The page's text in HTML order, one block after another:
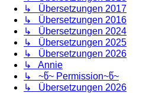
↳ Übersetzungen 2017
↳ Übersetzungen 2016
↳ Übersetzungen 2024
↳ Übersetzungen 2025
↳ Übersetzungen 2026
↳ Annie
↳ ~წ~ Permission~წ~
↳ Übersetzungen 2026